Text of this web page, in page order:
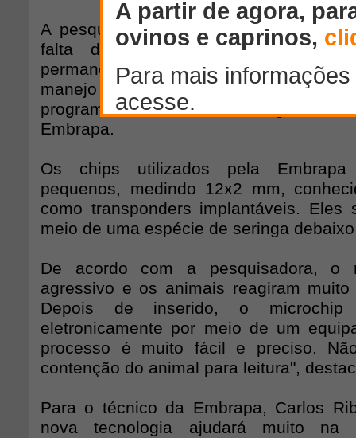
A pesquisadora Adriana Mello de
falta de um identificador
permaneça no animal em todas as
manejo e cria erros de genealogia,
programas de melhoramento genético
Embrapa.
Os chips utilizados pela Embrapa
pequenos, medindo 12x2 mm,
como transponders implantáveis. Eles
meio de uma espécie de seringa
De acordo com a pesquisadora, o
agressivo e os animais reagiram
Depois de inserido, o
eletronicamente por meio de um
processo é muito fácil e preciso.
contenção do animal para leitura",
Para o técnico da Embrapa, Carlos
nova tecnologia ajudará muito na